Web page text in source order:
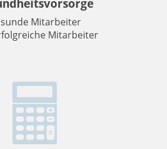
Mitarbeiter
Mitarbeiter